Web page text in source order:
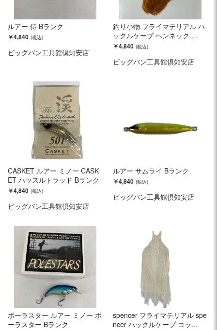
ルアー 侍 Bランク
￥4,840
ビッグバン工具館倶知安店
釣り小物 フライマテリアル ハ
ックルケープ ヘンネック ...
￥4,840
ビッグバン工具館倶知安店
CASKET ルアー ミノー CASK
ET ハッスルトラッド Bランク
￥4,840
ビッグバン工具館倶知安店
ルアー サムライ Bランク
￥4,840
ビッグバン工具館倶知安店
ポーラスター ルアー ミノー ポ
ーラスター Bランク
spencer フライマテリアル spe
ncer ハックルケープ コッ...